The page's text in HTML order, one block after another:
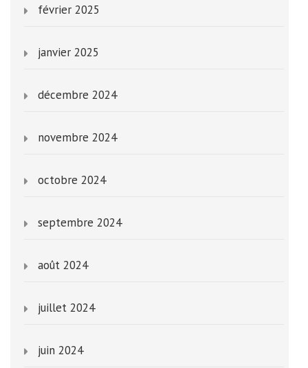
février 2025
janvier 2025
décembre 2024
novembre 2024
octobre 2024
septembre 2024
août 2024
juillet 2024
juin 2024